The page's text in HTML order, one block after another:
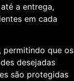
a entrega,
em cada
permitindo que os
desejadas
são protegidas